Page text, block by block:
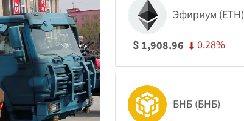
Эфириум (ETH)
$ 1,908.96 0.28%
БНБ (БНБ)